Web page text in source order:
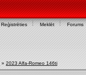
Reģistrēties Meklēt Forums
» 2023 Alfa-Romeo 146ti